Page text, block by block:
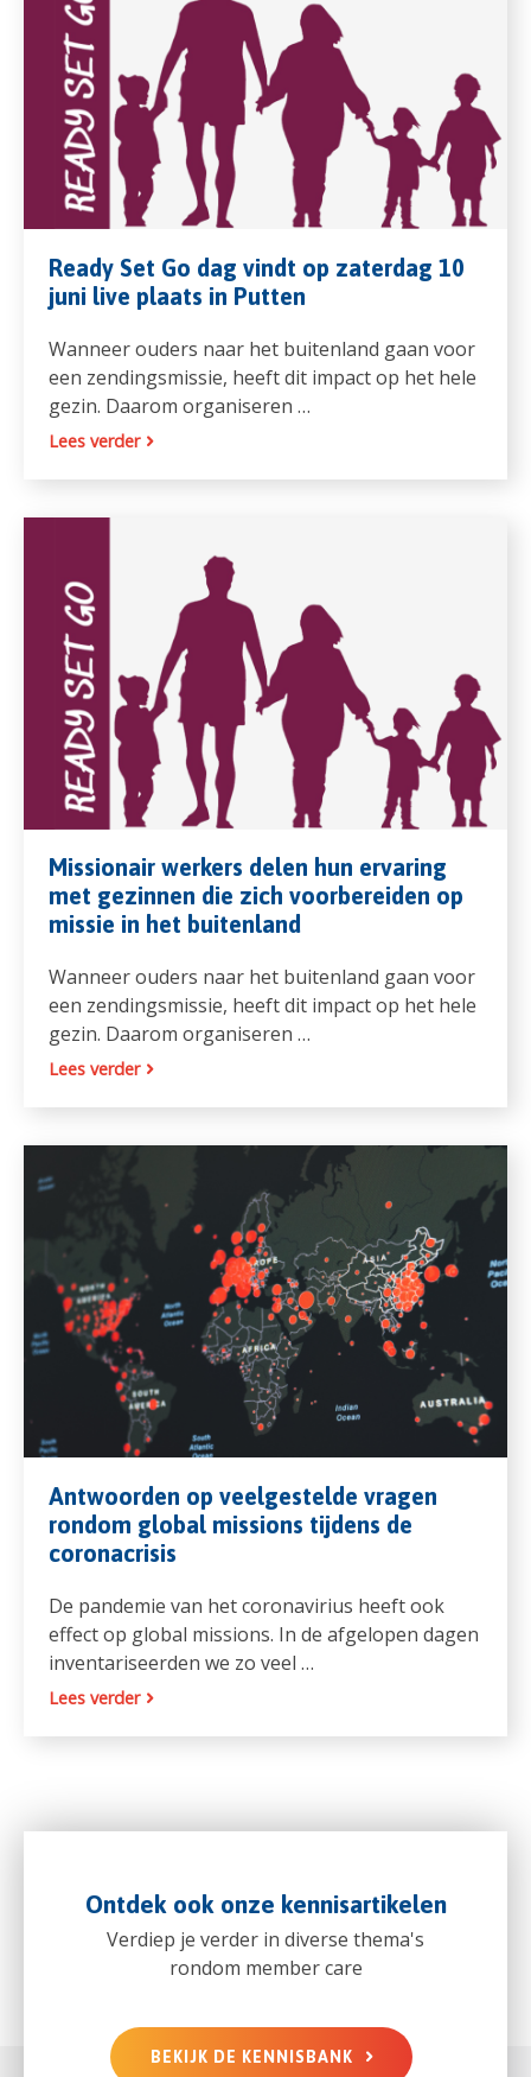
Ready Set Go dag vindt op zaterdag 10
juni live plaats in Putten
Wanneer ouders naar het buitenland gaan voor
een zendingsmissie, heeft dit impact op het hele
gezin. Daarom organiseren …
Lees verder
Missionair werkers delen hun ervaring
met gezinnen die zich voorbereiden op
missie in het buitenland
Wanneer ouders naar het buitenland gaan voor
een zendingsmissie, heeft dit impact op het hele
gezin. Daarom organiseren …
Lees verder
Antwoorden op veelgestelde vragen
rondom global missions tijdens de
coronacrisis
De pandemie van het coronavirius heeft ook
effect op global missions. In de afgelopen dagen
inventariseerden we zo veel …
Lees verder
Ontdek ook onze kennisartikelen
Verdiep je verder in diverse thema's
rondom member care
BEKIJK DE KENNISBANK